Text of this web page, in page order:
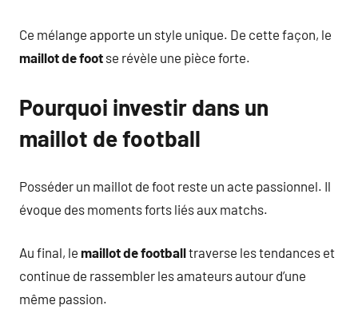
Ce mélange apporte un style unique. De cette façon, le
maillot de foot se révèle une pièce forte.
Pourquoi investir dans un
maillot de football
Posséder un maillot de foot reste un acte passionnel. Il
évoque des moments forts liés aux matchs.
Au final, le maillot de footballtraverse les tendances et
continue de rassembler les amateurs autour d’une
même passion.